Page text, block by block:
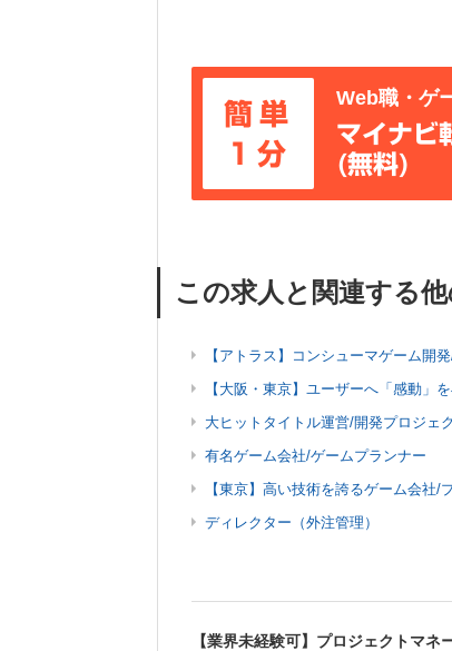
簡単
1分
Web職・ゲ
マイナビ
(無料)
この求人と関連する
【アトラス】コンシューマゲーム開
【大阪・東京】ユーザーへ「感動」
大ヒットタイトル運営/開発プロジェ
有名ゲーム会社/ゲームプランナー
【東京】高い技術を誇るゲーム会社/
ディレクター（外注管理）
【業界未経験可】プロジェクトマネ